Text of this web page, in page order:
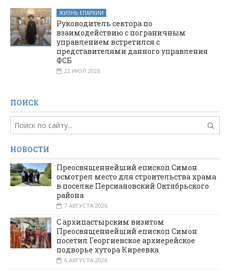
ЖИЗНЬ ЕПАРХИИ
Руководитель сектора по
взаимодействию с пограничным
управлением встретился с
представителями данного управления
ФСБ
22 ИЮЛ 2026
ПОИСК
НОВОСТИ
Преосвященнейший епископ Симон
осмотрел место для строительства храма
в поселке Персиановский Октябрьского
района
7 АВГУСТА 2026
С архипастырским визитом
Преосвященнейший епископ Симон
посетил Георгиевское архиерейское
подворье хутора Киреевка
6 АВГУСТА 2026